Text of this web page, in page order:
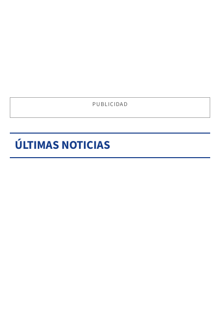
PUBLICIDAD
ÚLTIMAS NOTICIAS